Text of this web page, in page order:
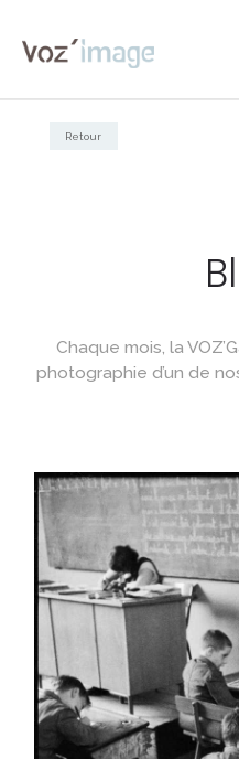
Retour
Chaque mois, la
photographie d’un de